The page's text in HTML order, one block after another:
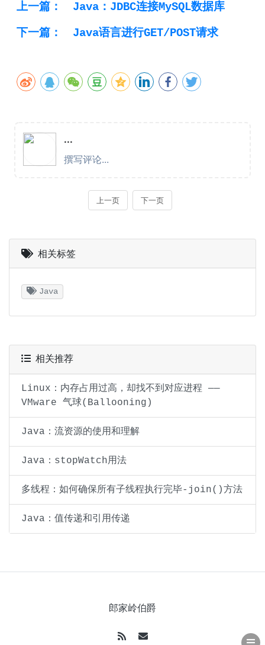
上一篇：
Java：JDBC连接MySQL数据库
下一篇：
Java语言进行GET/POST请求
相关标签
Java
相关推荐
Linux：内存占用过高，却找不到对应进程 ——
VMware 气球(Ballooning)
Java：流资源的使用和理解
Java：stopWatch用法
多线程：如何确保所有子线程执行完毕-join()方法
Java：值传递和引用传递
郎家岭伯爵